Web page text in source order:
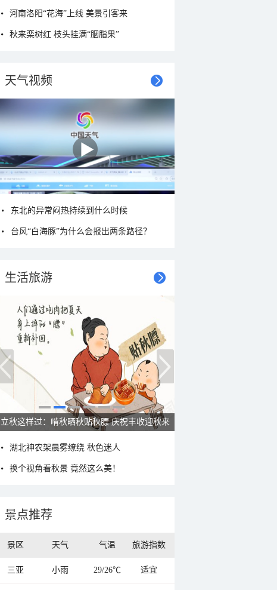
河南洛阳“花海”上线 美景引客来
秋来栾树红 枝头挂满“胭脂果”
天气视频
东北的异常闷热持续到什么时候
台风“白海豚”为什么会报出两条路径？
生活旅游
立秋这样过：啃秋晒秋贴秋膘 庆祝丰收迎秋来
湖北神农架晨雾缭绕 秋色迷人
换个视角看秋景 竟然这么美！
景点推荐
景区 天气 气温 旅游指数
三亚 小雨 29/26℃ 适宜